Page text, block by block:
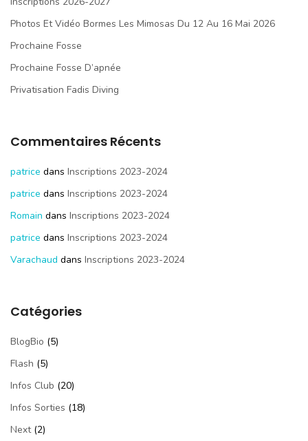
Photos Et Vidéo Bormes Les Mimosas Du 12 Au 16 Mai 2026
Prochaine Fosse
Prochaine Fosse D’apnée
Privatisation Fadis Diving
Commentaires Récents
patrice dans Inscriptions 2023-2024
patrice dans Inscriptions 2023-2024
Romain dans Inscriptions 2023-2024
patrice dans Inscriptions 2023-2024
Varachaud dans Inscriptions 2023-2024
Catégories
BlogBio (5)
Flash (5)
Infos Club (20)
Infos Sorties (18)
Next(2)